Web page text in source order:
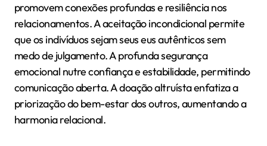
promovem conexões profundas e resiliência nos
relacionamentos. A aceitação incondicional permite
que os indivíduos sejam seus eus autênticos sem
medo de julgamento. A profunda segurança
emocional nutre confiança e estabilidade, permitindo
comunicação aberta. A doação altruísta enfatiza a
priorização do bem-estar dos outros, aumentando a
harmonia relacional.